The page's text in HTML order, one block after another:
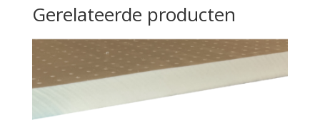
Gerelateerde producten